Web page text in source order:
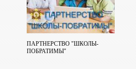
ПАРТНЕРСТВО "ШКОЛЫ-
ПОБРАТИМЫ"